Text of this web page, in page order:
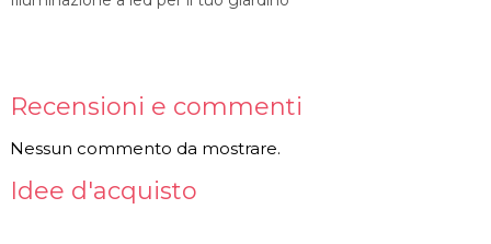
Recensioni e commenti
Nessun commento da mostrare.
Idee d'acquisto